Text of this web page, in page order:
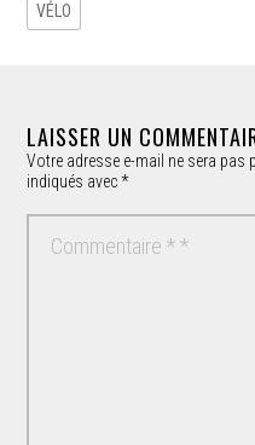
VÉLO
LAISSER UN
Votre adresse e-mail ne sera pas
indiqués avec*